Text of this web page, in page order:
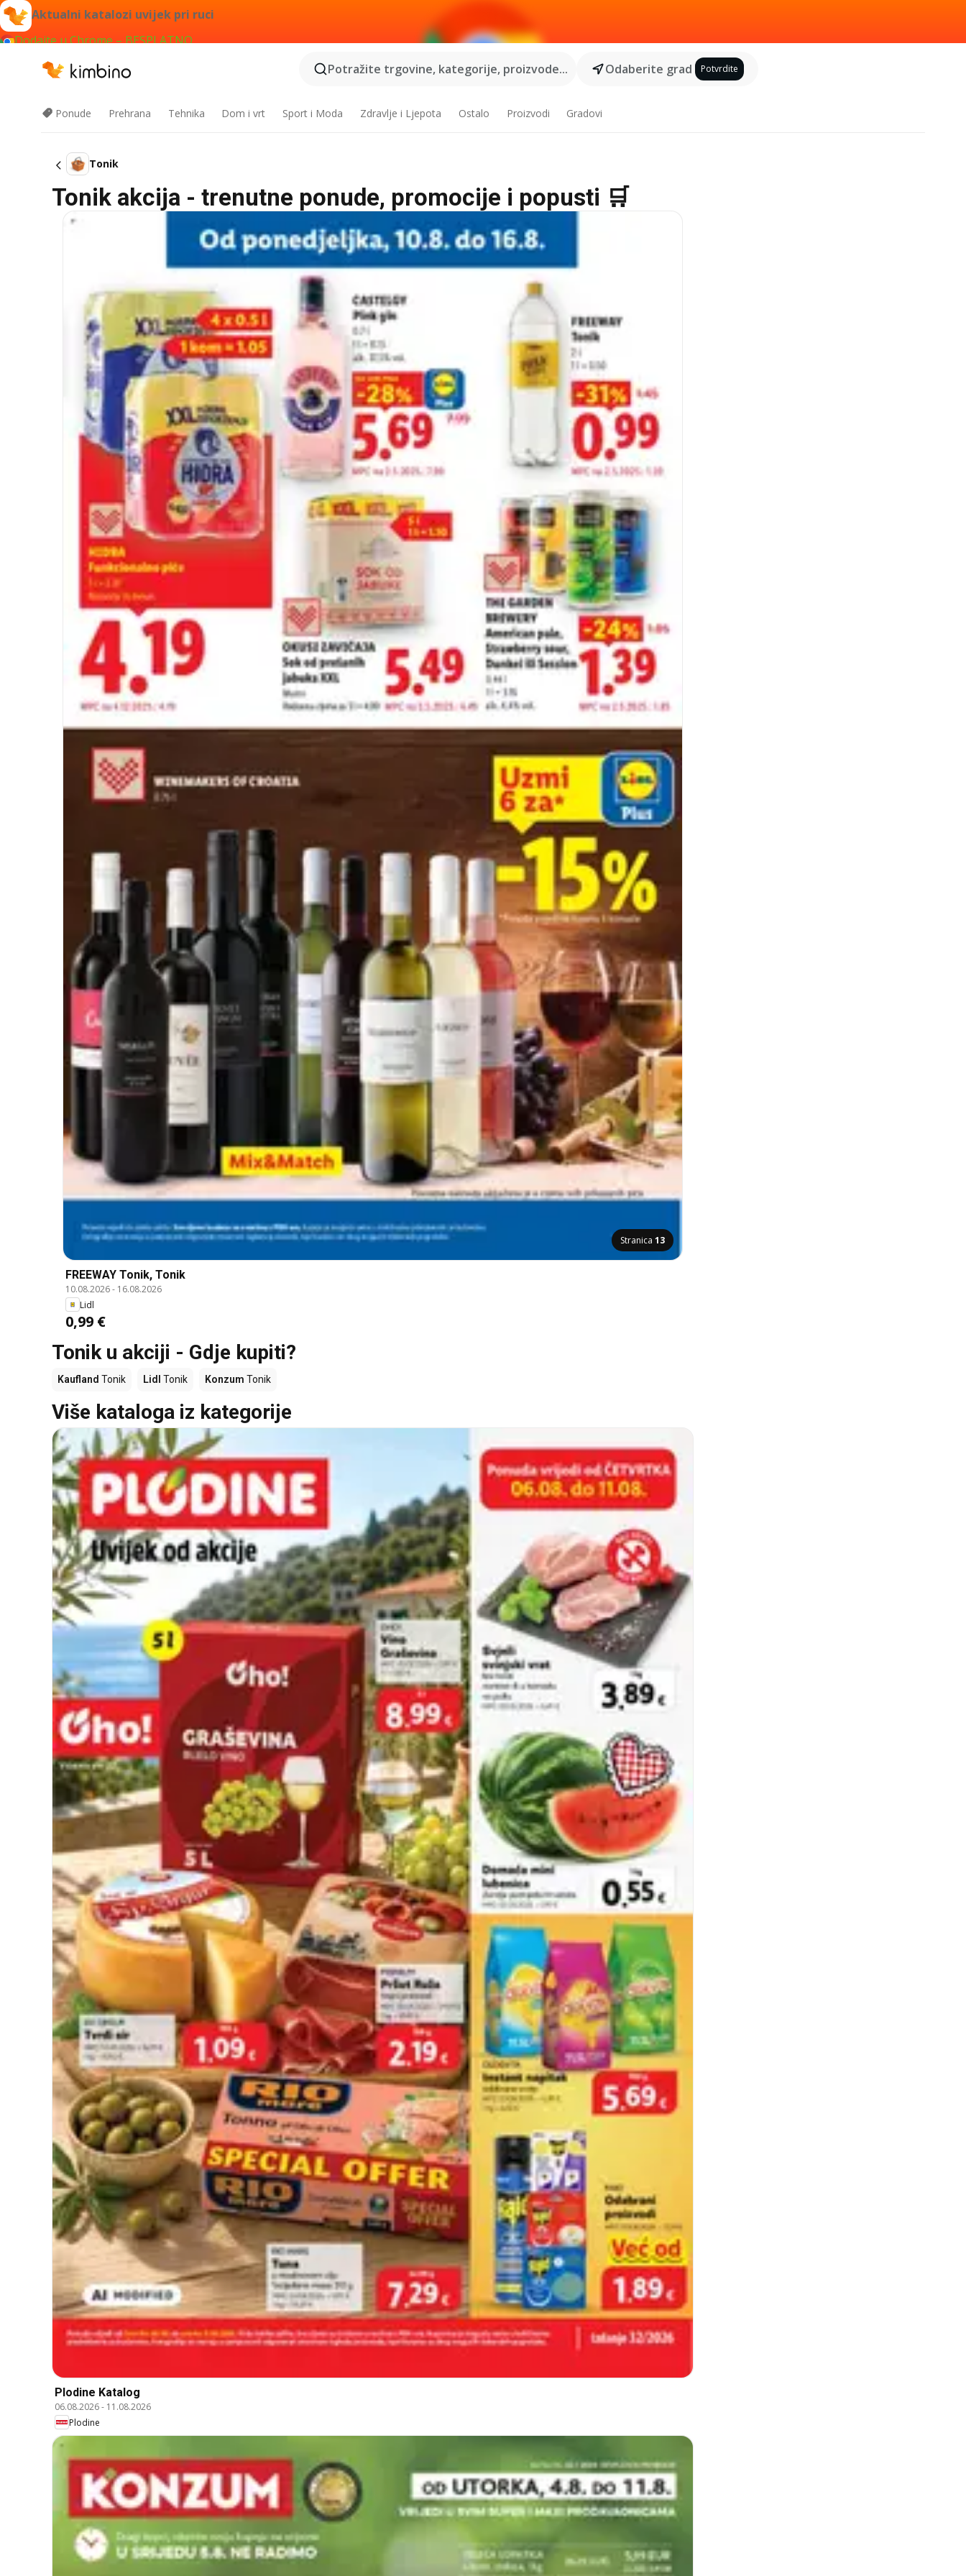
Aktualni katalozi uvijek pri ruci
Dodajte u Chrome – BESPLATNO
Potražite trgovine, kategorije, proizvode...
Odaberite grad Potvrdite
Ponude Prehrana Tehnika Dom i vrt Sport i Moda Zdravlje i Ljepota Ostalo Proizvodi Gradovi
Tonik
Tonik akcija - trenutne ponude, promocije i popusti 🛒
Stranica 13
FREEWAY Tonik, Tonik
10.08.2026- 16.08.2026
Lidl
0,99 €
Tonik u akciji - Gdje kupiti?
Kaufland Tonik Lidl Tonik Konzum Tonik
Više kataloga iz kategorije
Plodine Katalog
06.08.2026- 11.08.2026
Plodine